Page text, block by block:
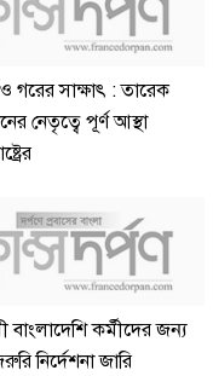
গরের সাক্ষাৎ : তারেক
নেতৃত্বে পূর্ণ আস্থা
বাংলাদেশি কর্মীদের জন্য
নির্দেশনা জারি